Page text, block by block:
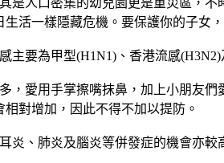
活一樣隱藏危機。要保護你的子女
要為甲型(H1N1)、香港流感(H3N2)
愛用手掌擦嘴抹鼻，加上小朋友
對增加，因此不得不加以提防。
、肺炎及腦炎等併發症的機會亦